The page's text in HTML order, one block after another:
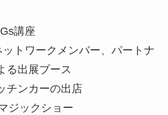
講座
ットワークメンバー、パートナ
る出展ブース
チンカーの出店
ジックショー